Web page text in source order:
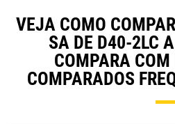
VEJA COMO
SA DE D40-2LC
COMPARA COM
COMPARADOS